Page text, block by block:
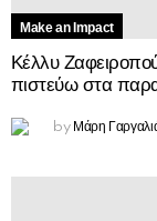
Make an Impact
Κέλλυ
πιστεύω στα
by Μάρη